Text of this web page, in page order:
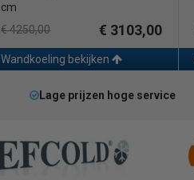
cm
€ 4250,00
€ 3103,00
Wandkoeling bekijken
Lage prijzen hoge service